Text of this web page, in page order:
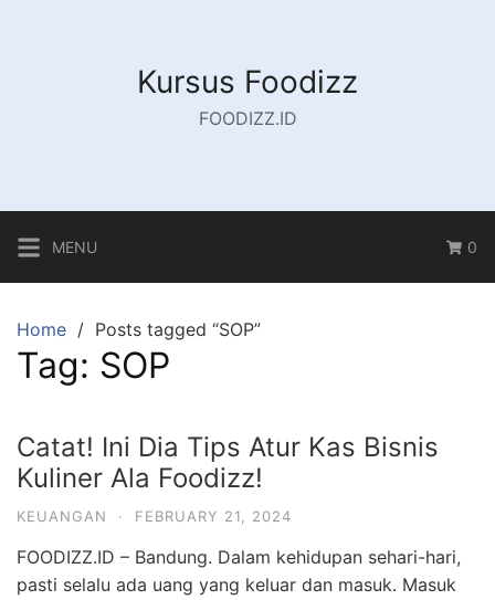
Kursus Foodizz
FOODIZZ.ID
MENU 0
Home Posts tagged “SOP”
Tag: SOP
Catat! Ini Dia Tips Atur Kas Bisnis
Kuliner Ala Foodizz!
KEUANGAN · FEBRUARY 21, 2024
FOODIZZ.ID – Bandung. Dalam kehidupan sehari-hari,
pasti selalu ada uang yang keluar dan masuk. Masuk